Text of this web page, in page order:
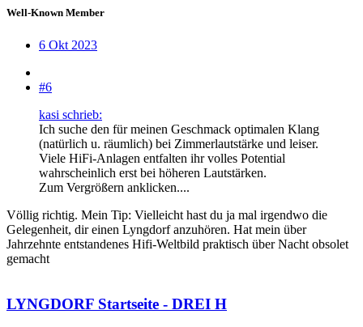
Well-Known Member
6 Okt 2023
#6
kasi schrieb:
Ich suche den für meinen Geschmack optimalen Klang
(natürlich u. räumlich) bei Zimmerlautstärke und leiser.
Viele HiFi-Anlagen entfalten ihr volles Potential
wahrscheinlich erst bei höheren Lautstärken.
Zum Vergrößern anklicken....
Völlig richtig. Mein Tip: Vielleicht hast du ja mal irgendwo die
Gelegenheit, dir einen Lyngdorf anzuhören. Hat mein über
Jahrzehnte entstandenes Hifi-Weltbild praktisch über Nacht obsolet
gemacht
LYNGDORF Startseite - DREI H